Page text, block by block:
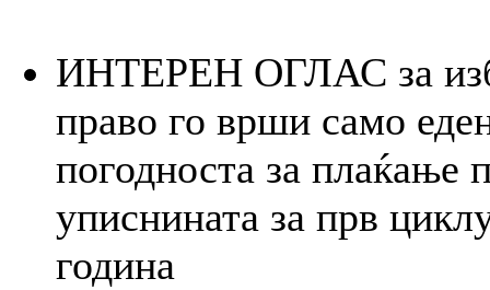
ИНТЕРЕН ОГЛАС за
право го врши само
погодноста за плаќање
уписнината за прв
година